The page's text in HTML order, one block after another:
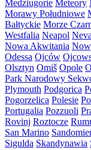
Medziugorie Meteory
Morawy Południowe
Bałtyckie Morze
Westfalia Neapol
Nowa Akwitania
Odessa Ojców
Olsztyn Omiš Opole
Park Narodowy
Plymouth Podgorica
Pogorzelica Polesie
Portugalia Pozzuoli
Rovinj Roztocze
San Marino
Sigulda Skandynawia